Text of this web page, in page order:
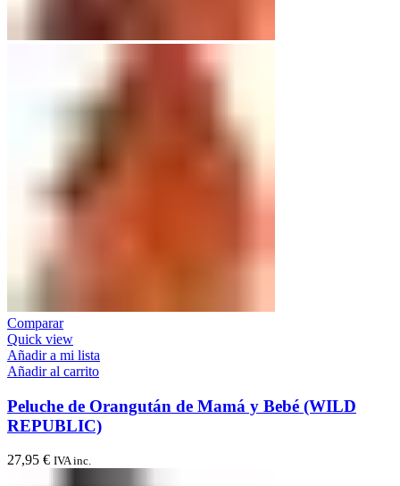
Comparar
Quick view
Añadir a mi lista
Añadir al carrito
Peluche de Orangután de Mamá y Bebé (WILD
REPUBLIC)
27,95 € IVA inc.